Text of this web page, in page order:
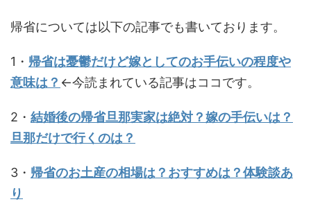
帰省については以下の記事でも書いております。
1・ 帰省は憂鬱だけど嫁としてのお手伝いの程度や
意味は？ ←今読まれている記事はココです。
2・ 結婚後の帰省旦那実家は絶対？嫁の手伝いは？
旦那だけで行くのは？
3・ 帰省のお土産の相場は？おすすめは？体験談あ
り